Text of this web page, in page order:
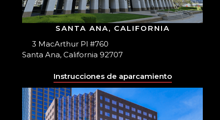
SANTA ANA, CALIFORNIA
3 MacArthur Pl #760
Santa Ana, California 92707
Instrucciones de aparcamiento